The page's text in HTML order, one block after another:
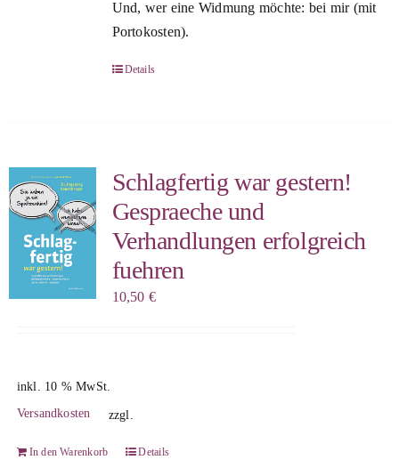
Und, wer eine Widmung möchte: bei mir (mit
Portokosten).
Details
Schlagfertig war gestern!
Gespraeche und
Verhandlungen erfolgreich
fuehren
10,50 €
inkl. 10 % MwSt.
zzgl.
Versandkosten
In den Warenkorb Details